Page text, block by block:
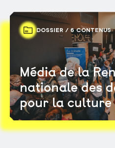
DOSSIER / 6 CONTENUS
Média de la
nationale des
pour la culture